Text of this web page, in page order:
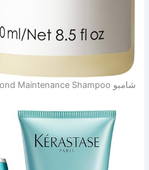
شامبو Olaplex No. 4 Bond Maintenance Shampoo